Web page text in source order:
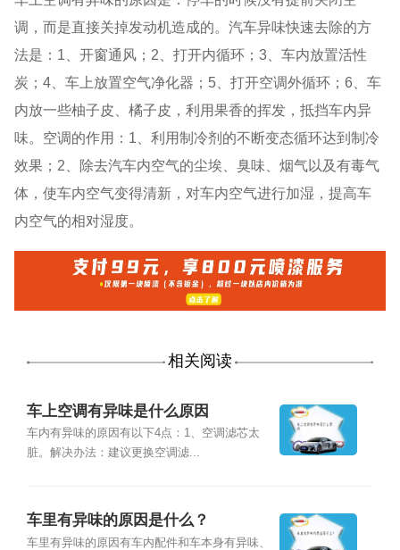
调，而是直接关掉发动机造成的。汽车异味快速去除的方
法是：1、开窗通风；2、打开内循环；3、车内放置活性
炭；4、车上放置空气净化器；5、打开空调外循环；6、车
内放一些柚子皮、橘子皮，利用果香的挥发，抵挡车内异
味。空调的作用：1、利用制冷剂的不断变态循环达到制冷
效果；2、除去汽车内空气的尘埃、臭味、烟气以及有毒气
体，使车内空气变得清新，对车内空气进行加湿，提高车
内空气的相对湿度。
相关阅读
车上空调有异味是什么原因
车内有异味的原因有以下4点：1、空调滤芯太
脏。解决办法：建议更换空调滤...
车里有异味的原因是什么？
车里有异味的原因有车内配件和车本身有异味、